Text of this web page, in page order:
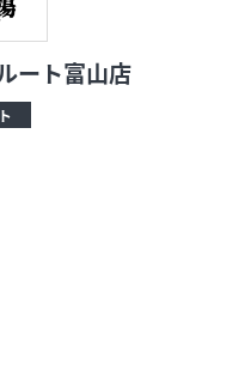
ル
ート富山店